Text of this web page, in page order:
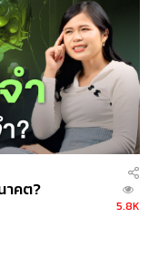
าคต?
5.8K